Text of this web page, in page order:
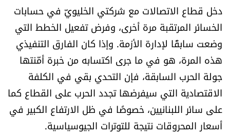
دخل قطاع الاتصالات مع شركتي الخليويّ في حسابات
الخسائر المرتقبة مرة أخرى، وفرض تفعيل الخطط التي
وضعت سابقًا لإدارة الأزمة. وإذا كان الفارق التنفيذي
هذه المرة، هو في ما جرى اكتسابه من خبرة أمّنتها
جولة الحرب السابقة، فإن التحدي بقي في الكلفة
الاقتصادية التي سيفرضها تجدد الحرب على القطاع كما
على سائر اللبنانيين، خصوصًا في ظل الارتفاع الكبير في
أسعار المحروقات نتيجة للتوترات الجيوسياسية.